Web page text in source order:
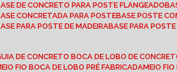
BASE DE CONCRETO PARA POSTE FLANGEADO
BASE CONCRETADA PARA POSTE BASE POSTE
BASE PARA POSTE DE MADEIRA BASE PARA
GUIA DE CONCRETO BOCA DE LOBO DE
MEIO FIO BOCA DE LOBO PRÉ FABRICADA
MEIO